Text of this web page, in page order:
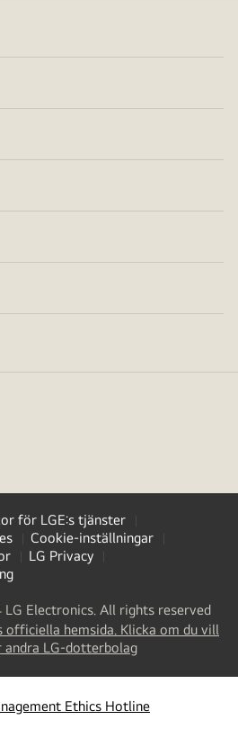
för LGE:s tjänster
Cookie-inställningar
LG Privacy
Electronics. All rights reserved
officiella hemsida. Klicka om du vill
andra LG-dotterbolag(
a
new
tab
Ethics Hotline